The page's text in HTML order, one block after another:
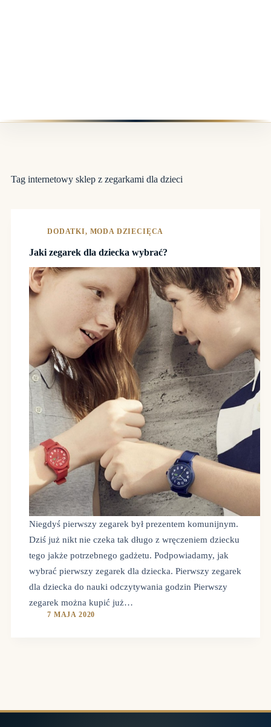
Tag internetowy sklep z zegarkami dla dzieci
DODATKI, MODA DZIECIĘCA
Jaki zegarek dla dziecka wybrać?
Niegdyś pierwszy zegarek był prezentem komunijnym.
Dziś już nikt nie czeka tak długo z wręczeniem dziecku
tego jakże potrzebnego gadżetu. Podpowiadamy, jak
wybrać pierwszy zegarek dla dziecka. Pierwszy zegarek
dla dziecka do nauki odczytywania godzin Pierwszy
zegarek można kupić już…
7 MAJA 2020